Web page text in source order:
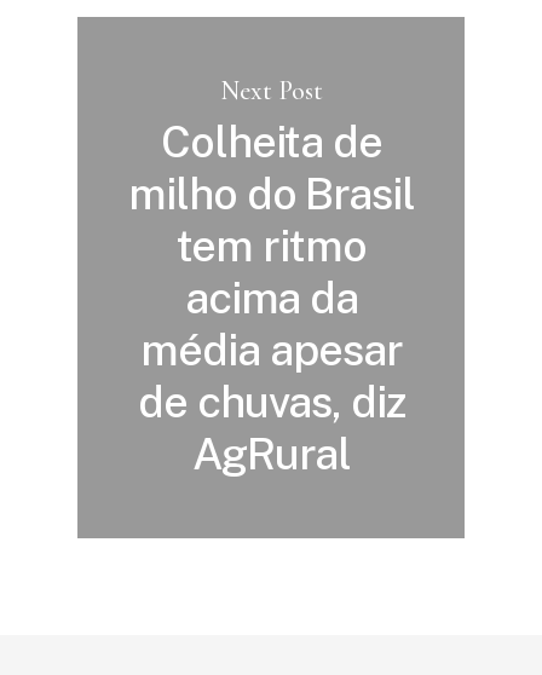
Next Post
Colheita de
milho do Brasil
tem ritmo
acima da
média apesar
de chuvas, diz
AgRural